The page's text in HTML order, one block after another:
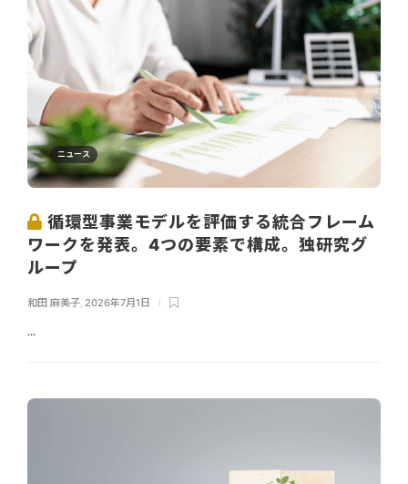
ニュース
循環型事業モデルを評価する統合フレーム
ワークを発表。4つの要素で構成。独研究グ
ループ
和田 麻美子 2026年7月1日
...